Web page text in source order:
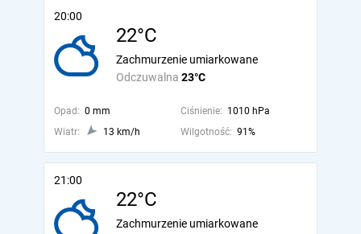
20:00
22°C
Odczuwalna 23°C
Zachmurzenie umiarkowane
Opad: 0 mm Ciśnienie: 1010 hPa
Wiatr:
13 km/h Wilgotność: 91%
21:00
22°C
Zachmurzenie umiarkowane